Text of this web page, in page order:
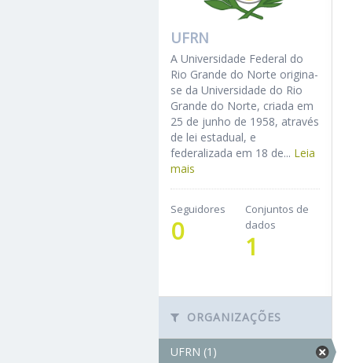
UFRN
A Universidade Federal do
Rio Grande do Norte origina-
se da Universidade do Rio
Grande do Norte, criada em
25 de junho de 1958, através
de lei estadual, e
federalizada em 18 de... Leia
mais
Seguidores
0
Conjuntos de
dados
1
ORGANIZAÇÕES
UFRN (1)